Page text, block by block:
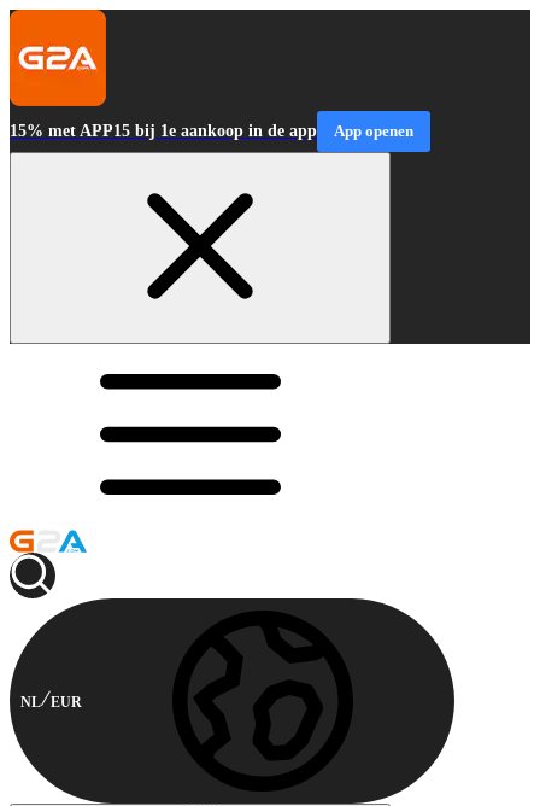
15% met APP15 bij 1e aankoop in de app App openen
NL EUR